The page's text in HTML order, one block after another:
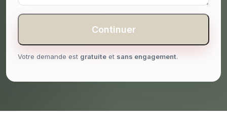
Continuer
Votre demande est gratuite et sans engagement.